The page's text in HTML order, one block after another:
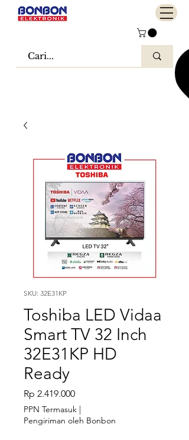
SKU: 32E31KP
Toshiba LED Vidaa
Smart TV 32 Inch
32E31KP HD
Ready
Rp 2.419.000Harga
PPN Termasuk |
Pengiriman oleh Bonbon